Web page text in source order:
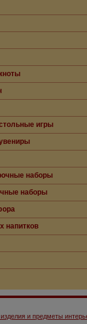
игры
наборы
наборы
напитков
и предметы